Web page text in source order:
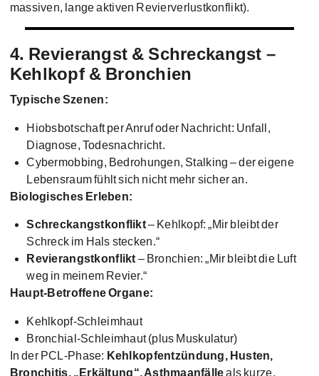
massiven, lange aktiven Revierverlustkonflikt).
4. Revierangst & Schreckangst –
Kehlkopf & Bronchien
Typische Szenen:
Hiobsbotschaft per Anruf oder Nachricht: Unfall,
Diagnose, Todesnachricht.
Cybermobbing, Bedrohungen, Stalking – der eigene
Lebensraum fühlt sich nicht mehr sicher an.
Biologisches Erleben:
Schreckangstkonflikt– Kehlkopf: „Mir bleibt der
Schreck im Hals stecken.“
Revierangstkonflikt – Bronchien: „Mir bleibt die Luft
weg in meinem Revier.“
Haupt-Betroffene Organe:
Kehlkopf-Schleimhaut
Bronchial-Schleimhaut (plus Muskulatur)
In der PCL-Phase: Kehlkopfentzündung, Husten,
Bronchitis, „Erkältung“, Asthmaanfälleals kurze,